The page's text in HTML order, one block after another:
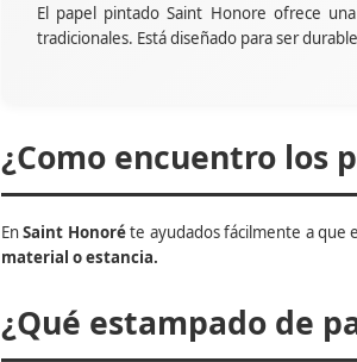
El papel pintado Saint Honore ofrece
tradicionales. Está diseñado para ser
¿Como encuentro los
EnSaint Honoréte ayudados fácilmente a que
material o estancia.
¿Qué estampado de